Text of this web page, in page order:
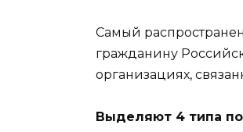
Самый
гражданину
организациях,
Выделяют 4 типа